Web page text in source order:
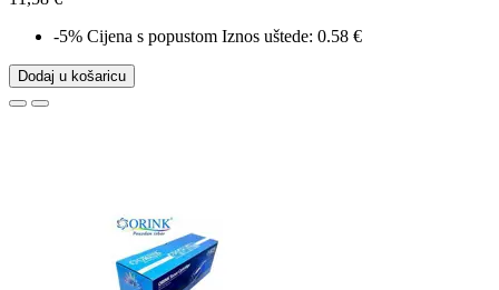
-5% Cijena s popustom Iznos uštede: 0.58 €
Dodaj u košaricu